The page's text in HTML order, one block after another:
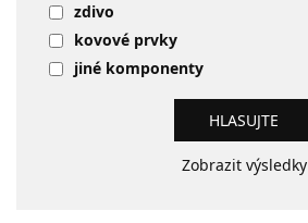
zdivo
kovové prvky
jiné komponenty
Zobrazit výsledky